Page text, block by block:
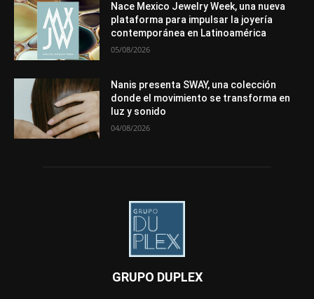
Nace Mexico Jewelry Week, una nueva
plataforma para impulsar la joyería
contemporánea en Latinoamérica
05/08/2026
Nanis presenta SWAY, una colección
donde el movimiento se transforma en
luz y sonido
04/08/2026
GRUPO DUPLEX